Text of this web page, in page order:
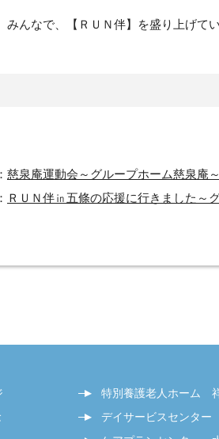
みんなで、【ＲＵＮ伴】を盛り上げて
慈泉庵運動会～グループホーム慈泉庵
ＲＵＮ伴㏌五條の応援に行きました～
特別養護老人ホーム
デイサービスセンタ